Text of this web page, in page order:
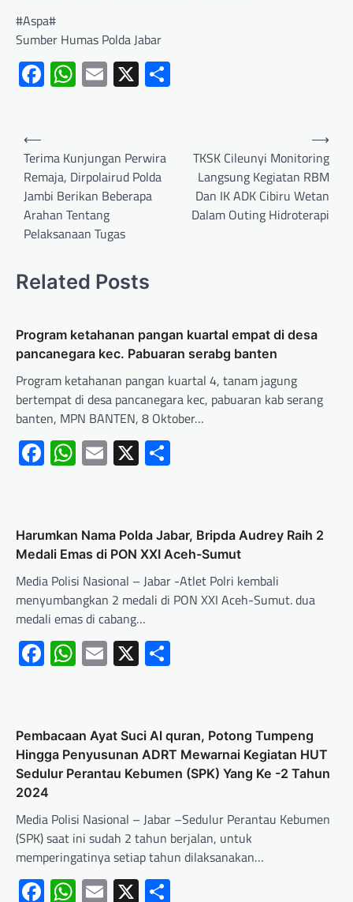
#Aspa#
Sumber Humas Polda Jabar
Facebook
WhatsApp
Email
X
⟵
Terima Kunjungan Perwira
Remaja, Dirpolairud Polda
Jambi Berikan Beberapa
Arahan Tentang
Pelaksanaan Tugas
TKSK Cileunyi Monitoring
Langsung Kegiatan RBM
Dan IK ADK Cibiru Wetan
Dalam Outing Hidroterapi
⟶
Related Posts
Program ketahanan pangan kuartal empat di desa
pancanegara kec. Pabuaran serabg banten
Program ketahanan pangan kuartal 4, tanam jagung
bertempat di desa pancanegara kec, pabuaran kab serang
banten, MPN BANTEN, 8 Oktober…
Facebook
WhatsApp
Email
X
Harumkan Nama Polda Jabar, Bripda Audrey Raih 2
Medali Emas di PON XXI Aceh-Sumut
Media Polisi Nasional – Jabar -Atlet Polri kembali
menyumbangkan 2 medali di PON XXI Aceh-Sumut. dua
medali emas di cabang…
Facebook
WhatsApp
Email
X
Pembacaan Ayat Suci Al quran, Potong Tumpeng
Hingga Penyusunan ADRT Mewarnai Kegiatan HUT
Sedulur Perantau Kebumen (SPK) Yang Ke -2 Tahun
2024
Media Polisi Nasional – Jabar –Sedulur Perantau Kebumen
(SPK) saat ini sudah 2 tahun berjalan, untuk
memperingatinya setiap tahun dilaksanakan…
Facebook
WhatsApp
Email
X